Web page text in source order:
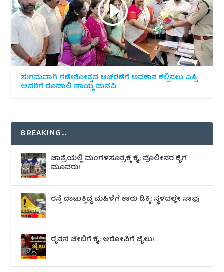
ಸುಗಮವಾಗಿ ಗಣೇಶೋತ್ಸವ ಆಚರಣೆಗೆ ಅವಕಾಶ ಕಲ್ಪಿಸಲು ಎಸ್ಪಿ
ಅವರಿಗೆ ರೂಪಾಲಿ ನಾಯ್ಕ ಮನವಿ
BREAKING…
ಜಾತ್ರೆಯಲ್ಲಿ ಮಂಗಳಸೂತ್ರಕ್ಕೆ ಕೈ; ಪೊಲೀಸರ ಕೈಗೆ
ಮೂವರು!
ರಸ್ತೆ ದಾಟುತ್ತಿದ್ದ ಮಹಿಳೆಗೆ ಕಾರು ಡಿಕ್ಕಿ; ಸ್ಥಳದಲ್ಲೇ ಸಾವು
ರೈತನ ಜೇಬಿಗೆ ಕೈ; ಆರೋಪಿಗೆ ಜೈಲು!